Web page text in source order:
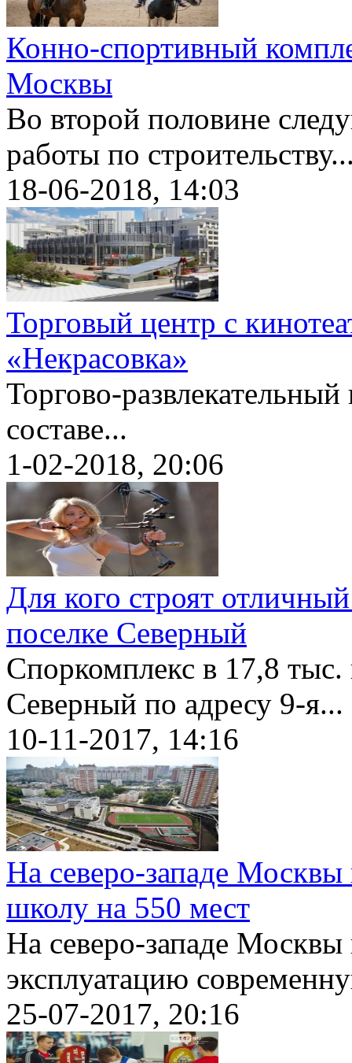
Конно-спортивный
Москвы
Во второй половине
работы по
18-06-2018, 14:03
Торговый центр с
«Некрасовка»
Торгово-
составе...
1-02-2018, 20:06
Для кого строят
поселке Северный
Споркомплекс в 17,8
Северный по адресу 9-я...
10-11-2017, 14:16
На северо-западе
школу на 550 мест
На северо-западе Москвы
эксплуатацию
25-07-2017, 20:16